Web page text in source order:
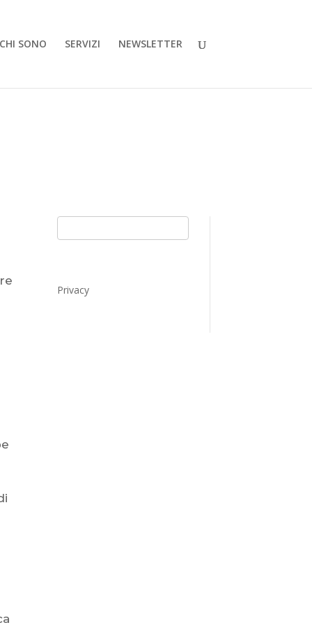
CHI SONO SERVIZI NEWSLETTER
Privacy